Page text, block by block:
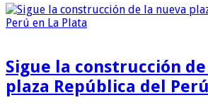
Sigue la construcción
plaza República del